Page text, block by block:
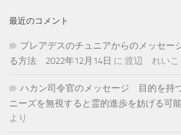
最近のコメント
プレアデスのチュニアからのメッセ
る方法 2022年12月14日 に 渡辺 れいこ
ハカン司令官のメッセージ 目的を持
ニーズを無視すると霊的進歩を妨げる可
より